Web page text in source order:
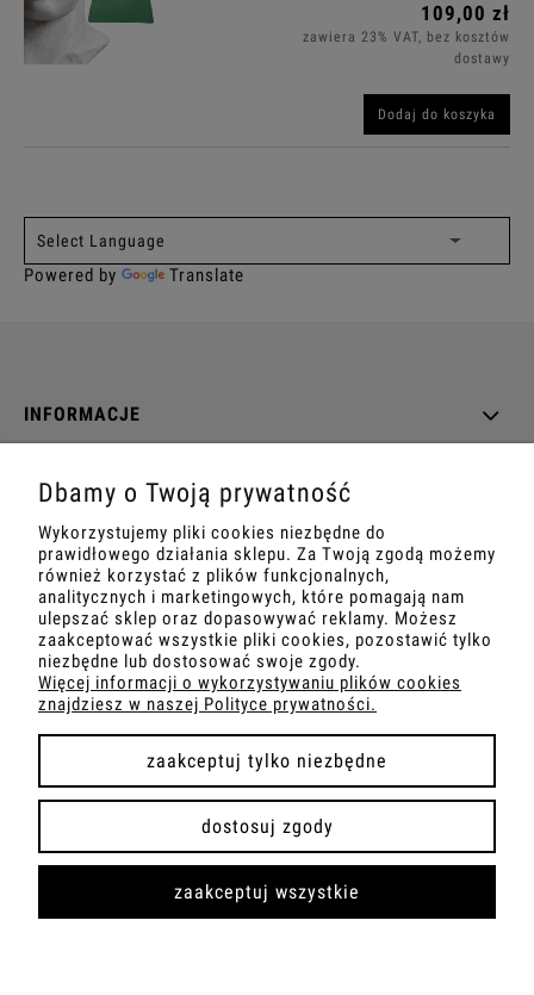
109,00 zł
zawiera 23% VAT, bez kosztów
dostawy
Dodaj do koszyka
Powered by Translate
INFORMACJE
DANE TECHNICZNE
pokaż pełną wersję strony
Sklep internetowy Shoper.pl
Dbamy o Twoją prywatność
Wykorzystujemy pliki cookies niezbędne do
prawidłowego działania sklepu. Za Twoją zgodą możemy
również korzystać z plików funkcjonalnych,
analitycznych i marketingowych, które pomagają nam
ulepszać sklep oraz dopasowywać reklamy. Możesz
zaakceptować wszystkie pliki cookies, pozostawić tylko
niezbędne lub dostosować swoje zgody.
Więcej informacji o wykorzystywaniu plików cookies
znajdziesz w naszej Polityce prywatności.
zaakceptuj tylko niezbędne
dostosuj zgody
zaakceptuj wszystkie